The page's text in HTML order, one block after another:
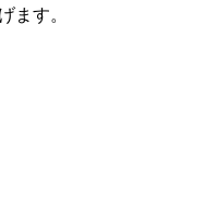
ます。